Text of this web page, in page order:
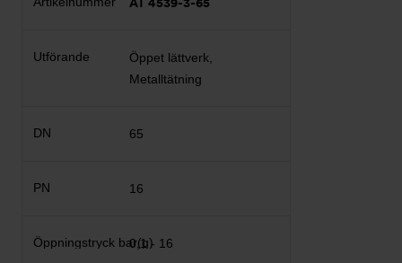
Öppet lättverk,
Metalltätning
65
16
0,1 - 16